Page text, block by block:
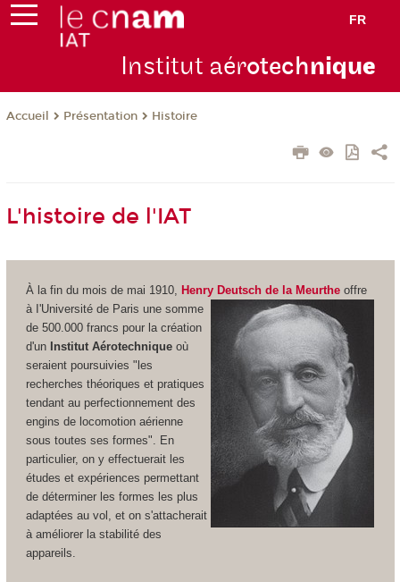
FR
Institut aérotechnique
Accueil Présentation Histoire
L'histoire de l'IAT
À la fin du mois de mai 1910, Henry Deutsch de la Meurthe offre
à I'Université de Paris une somme
de 500.000 francs pour la création
d'un Institut Aérotechniqueoù
seraient poursuivies "les
recherches théoriques et pratiques
tendant au perfectionnement des
engins de locomotion aérienne
sous toutes ses formes". En
particulier, on y effectuerait les
études et expériences permettant
de déterminer les formes les plus
adaptées au vol, et on s'attacherait
à améliorer la stabilité des
appareils.